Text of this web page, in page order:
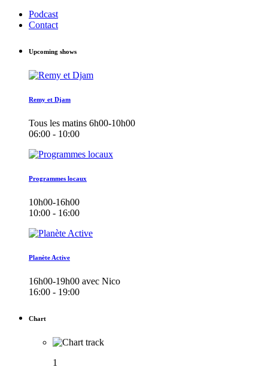
Podcast
Contact
Upcoming shows
Remy et Djam
Tous les matins 6h00-10h00
06:00 - 10:00
Programmes locaux
10h00-16h00
10:00 - 16:00
Planète Active
16h00-19h00 avec Nico
16:00 - 19:00
Chart
1